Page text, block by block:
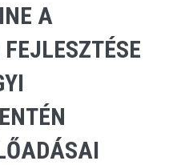
A